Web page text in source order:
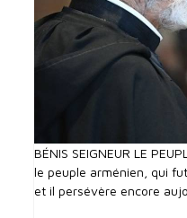
BÉNIS SEIGNEUR LE
le peuple arménien, qui
et il persévère encore